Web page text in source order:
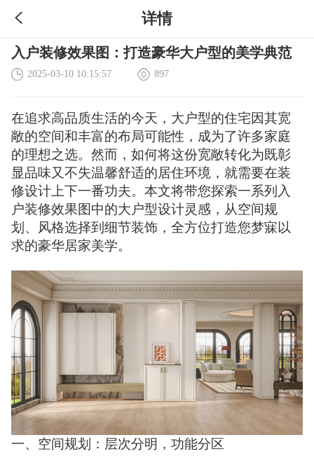
详情
入户装修效果图：打造豪华大户型的美学典范
2025-03-10 10:15:57 897
在追求高品质生活的今天，大户型的住宅因其宽
敞的空间和丰富的布局可能性，成为了许多家庭
的理想之选。然而，如何将这份宽敞转化为既彰
显品味又不失温馨舒适的居住环境，就需要在装
修设计上下一番功夫。本文将带您探索一系列入
户装修效果图中的大户型设计灵感，从空间规
划、风格选择到细节装饰，全方位打造您梦寐以
求的豪华居家美学。
一、空间规划：层次分明，功能分区